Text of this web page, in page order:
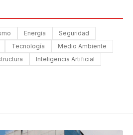
Energia
Seguridad
Tecnología
Medio Ambiente
Inteligencia Artificial